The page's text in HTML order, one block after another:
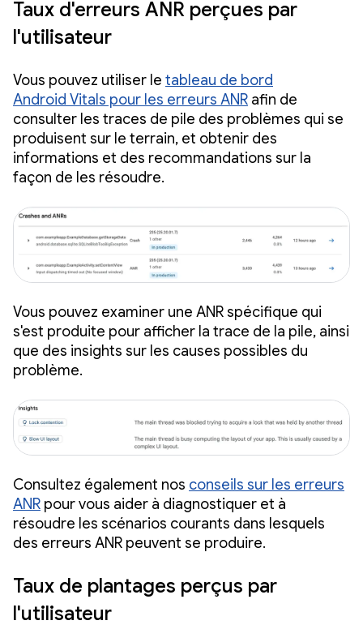
Taux d'erreurs ANR perçues par
l'utilisateur
Vous pouvez utiliser le tableau de bord
Android Vitals pour les erreurs ANR afin de
consulter les traces de pile des problèmes qui se
produisent sur le terrain, et obtenir des
informations et des recommandations sur la
façon de les résoudre.
Vous pouvez examiner une ANR spécifique qui
s'est produite pour afficher la trace de la pile, ainsi
que des insights sur les causes possibles du
problème.
Consultez également nos conseils sur les erreurs
ANR pour vous aider à diagnostiquer et à
résoudre les scénarios courants dans lesquels
des erreurs ANR peuvent se produire.
Taux de plantages perçus par
l'utilisateur